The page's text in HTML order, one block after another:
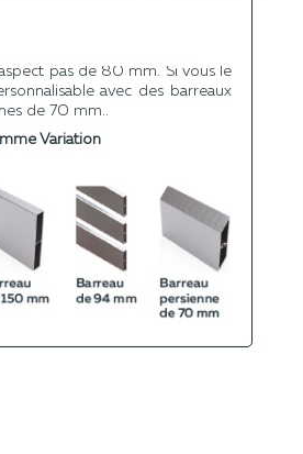
de choisir le remplissage de
pas de 80 mm. Si vous le
avec des barreaux
de 70 mm..
Variation